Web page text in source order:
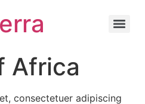
Africa
consectetuer adipiscing